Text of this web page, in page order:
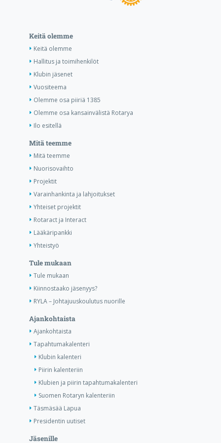
Keitä olemme
Keitä olemme
Hallitus ja toimihenkilöt
Klubin jäsenet
Vuositeema
Olemme osa piiriä 1385
Olemme osa kansainvälistä Rotarya
Ilo esitellä
Mitä teemme
Mitä teemme
Nuorisovaihto
Projektit
Varainhankinta ja lahjoitukset
Yhteiset projektit
Rotaract ja Interact
Lääkäripankki
Yhteistyö
Tule mukaan
Tule mukaan
Kiinnostaako jäsenyys?
RYLA – Johtajuuskoulutus nuorille
Ajankohtaista
Ajankohtaista
Tapahtumakalenteri
Klubin kalenteri
Piirin kalenteriin
Klubien ja piirin tapahtumakalenteri
Suomen Rotaryn kalenteriin
Täsmäsää Lapua
Presidentin uutiset
Jäsenille